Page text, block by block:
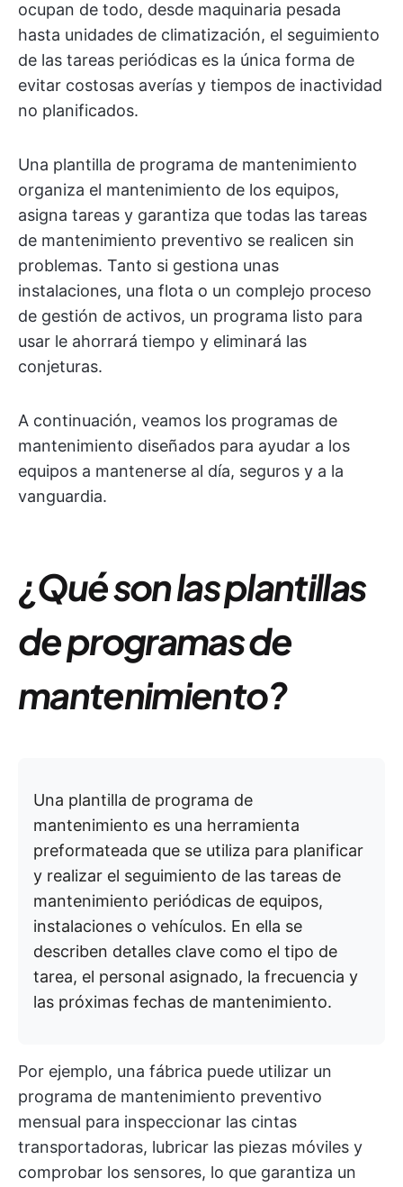
ocupan de todo, desde maquinaria pesada
hasta unidades de climatización, el seguimiento
de las tareas periódicas es la única forma de
evitar costosas averías y tiempos de inactividad
no planificados.
Una plantilla de programa de mantenimiento
organiza el mantenimiento de los equipos,
asigna tareas y garantiza que todas las tareas
de mantenimiento preventivo se realicen sin
problemas. Tanto si gestiona unas
instalaciones, una flota o un complejo proceso
de gestión de activos, un programa listo para
usar le ahorrará tiempo y eliminará las
conjeturas.
A continuación, veamos los programas de
mantenimiento diseñados para ayudar a los
equipos a mantenerse al día, seguros y a la
vanguardia.
¿Qué son las plantillas
de programas de
mantenimiento?
Una plantilla de programa de
mantenimiento es una herramienta
preformateada que se utiliza para planificar
y realizar el seguimiento de las tareas de
mantenimiento periódicas de equipos,
instalaciones o vehículos. En ella se
describen detalles clave como el tipo de
tarea, el personal asignado, la frecuencia y
las próximas fechas de mantenimiento.
Por ejemplo, una fábrica puede utilizar un
programa de mantenimiento preventivo
mensual para inspeccionar las cintas
transportadoras, lubricar las piezas móviles y
comprobar los sensores, lo que garantiza un